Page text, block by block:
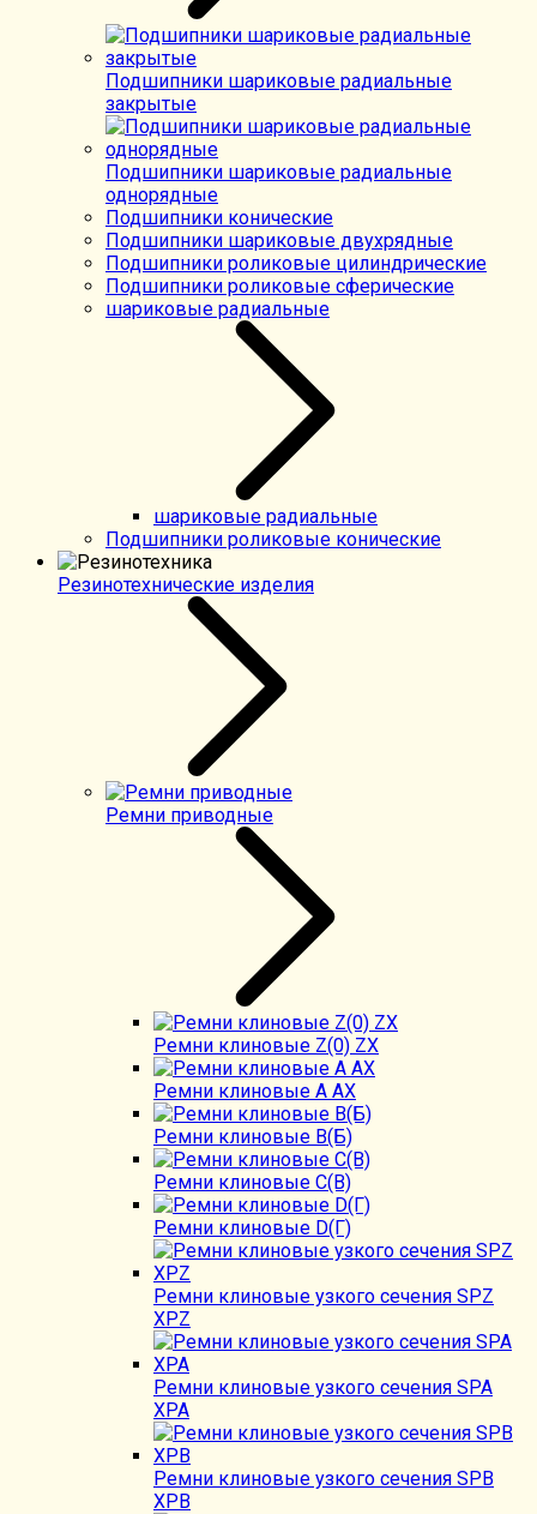
Подшипники шариковые радиальные
закрытые
Подшипники шариковые радиальные
однорядные
Подшипники конические
Подшипники шариковые двухрядные
Подшипники роликовые цилиндрические
Подшипники роликовые сферические
шариковые радиальные
шариковые радиальные
Подшипники роликовые конические
Резинотехнические изделия
Ремни приводные
Ремни клиновые Z(0) ZX
Ремни клиновые А AX
Ремни клиновые В(Б)
Ремни клиновые C(B)
Ремни клиновые D(Г)
Ремни клиновые узкого сечения SPZ
XPZ
Ремни клиновые узкого сечения SPA
XPA
Ремни клиновые узкого сечения SPB
XPB